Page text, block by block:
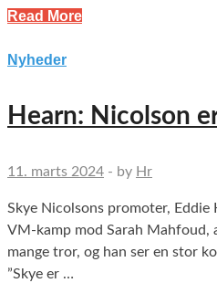
Read More
Nyheder
Hearn: Nicolson
11. marts 2024 - by Hr
Skye Nicolsons promoter, Eddie
VM-kamp mod Sarah Mahfoud,
mange tror, og han ser en stor
”Skye er …